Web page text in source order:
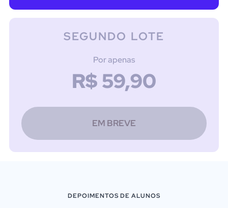
SEGUNDO LOTE
Por apenas
R$ 59,90
EM BREVE
DEPOIMENTOS DE ALUNOS